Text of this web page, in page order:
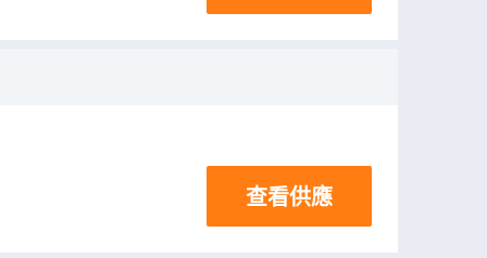
查看供應